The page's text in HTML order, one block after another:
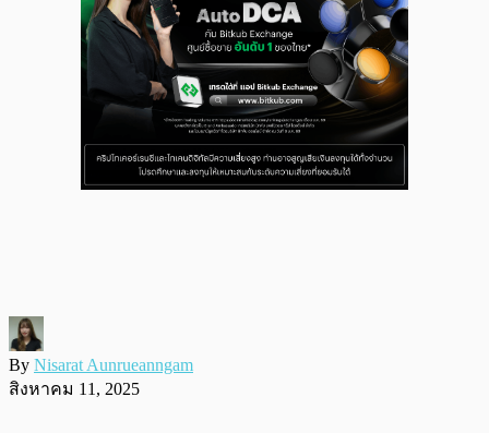
By Nisarat Aunrueanngam
สิงหาคม 11, 2025